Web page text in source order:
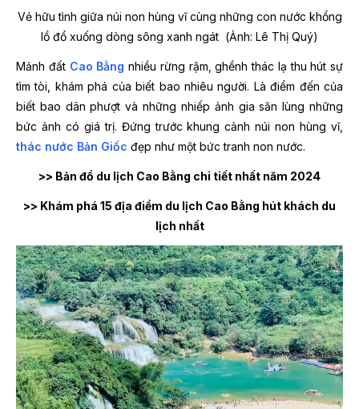
Vẻ hữu tình giữa núi non hùng vĩ cùng những con nước khổng
lồ đổ xuống dòng sông xanh ngát (Ảnh: Lê Thị Quý)
Mảnh đất Cao Bằng nhiều rừng rậm, ghềnh thác lạ thu hút sự
tìm tòi, khám phá của biết bao nhiêu người. Là điểm đến của
biết bao dân phượt và những nhiếp ảnh gia săn lùng những
bức ảnh có giá trị. Đứng trước khung cảnh núi non hùng vĩ,
thác nước Bản Giốc đẹp như một bức tranh non nước.
>> Bản đồ du lịch Cao Bằng chi tiết nhất năm 2024
>> Khám phá 15 địa điểm du lịch Cao Bằng hút khách du
lịch nhất